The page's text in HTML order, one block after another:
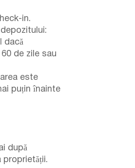
in.
dacă
de zile sau
este
puțin înainte
după
proprietății.